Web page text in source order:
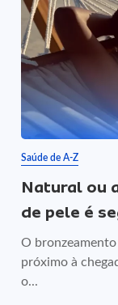
Saúde de A-Z
Natural ou
de pele é
O
próximo à
o...